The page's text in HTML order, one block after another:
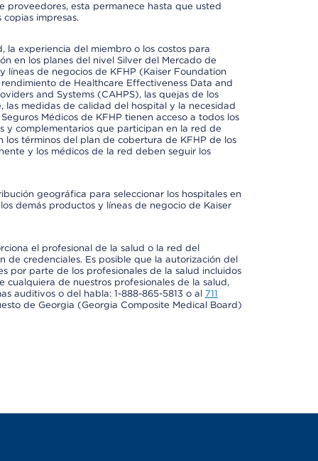
proveedores, esta permanece hasta que usted
impresas.
la experiencia del miembro o los costos para
en los planes del nivel Silver del Mercado de
líneas de negocios de KFHP (Kaiser Foundation
de Healthcare Effectiveness Data and
and Systems (CAHPS), las quejas de los
medidas de calidad del hospital y la necesidad
Médicos de KFHP tienen acceso a todos los
y complementarios que participan en la red de
términos del plan de cobertura de KFHP de los
y los médicos de la red deben seguir los
geográfica para seleccionar los hospitales en
demás productos y líneas de negocio de Kaiser
el profesional de la salud o la red del
de credenciales. Es posible que la autorización del
por parte de los profesionales de la salud incluidos
de nuestros profesionales de la salud,
auditivos o del habla: 1-888-865-5813 o al 711
de Georgia (Georgia Composite Medical Board)